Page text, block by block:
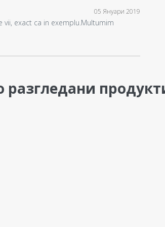
05 Януари 2019
vii, exact ca in exemplu.Multumim
разгледани